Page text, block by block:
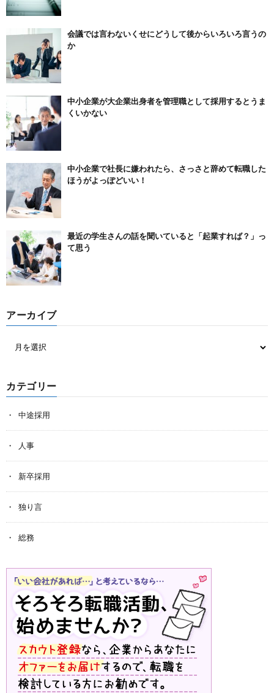
会議では言わないくせにどうして後からいろいろ言うの
か
中小企業が大企業出身者を管理職として採用するとうま
くいかない
中小企業で社長に嫌われたら、さっさと辞めて転職した
ほうがよっぽどいい！
最近の学生さんの話を聞いていると「起業すれば？」っ
て思う
アーカイブ
カテゴリー
中途採用
人事
新卒採用
独り言
総務